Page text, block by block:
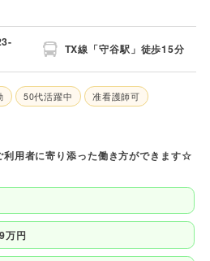
TX線「守谷駅」徒歩15分
50代活躍中
准看護師可
用者に寄り添った働き方ができます☆
万円